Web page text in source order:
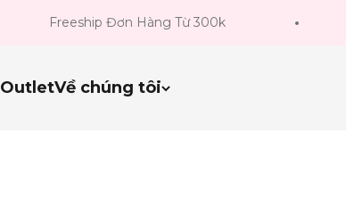
Freeship Đơn Hàng Từ 300k
OutletVề chúng tôi